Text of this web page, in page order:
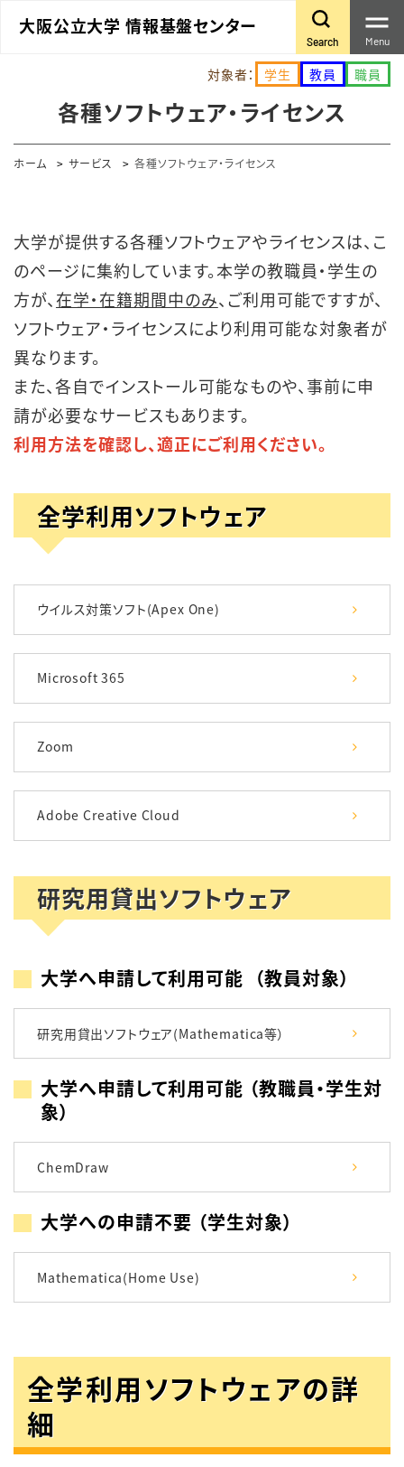
大阪公立大学 情報基盤センター
Search Menu
各種ソフトウェア・ライセンス
ホーム サービス 各種ソフトウェア・ライセンス
対象者： 学生 教員 職員
大学が提供する各種ソフトウェアやライセンスは、こ
のページに集約しています。本学の教職員・学生の
方が、 在学・在籍期間中のみ、ご利用可能ですすが、
ソフトウェア・ライセンスにより利用可能な対象者が
異なります。
また、各自でインストール可能なものや、事前に申
請が必要なサービスもあります。
利用方法を確認し、適正にご利用ください。
全学利用ソフトウェア
ウイルス対策ソフト(Apex One)
Microsoft 365
Zoom
Adobe Creative Cloud
研究用貸出ソフトウェア
大学へ申請して利用可能 （教員対象）
研究用貸出ソフトウェア(Mathematica等）
大学へ申請して利用可能 （教職員・学生対
象）
ChemDraw
大学への申請不要 （学生対象）
Mathematica(Home Use)
全学利用ソフトウェアの詳
細